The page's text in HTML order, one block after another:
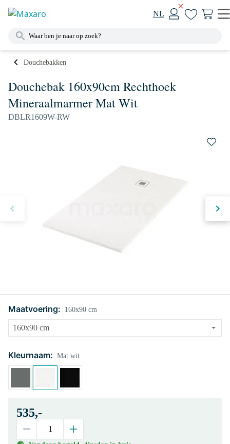
NL
Douchebakken
Douchebak 160x90cm Rechthoek
Mineraalmarmer Mat Wit
DBLR1609W-RW
Maatvoering: 160x90 cm
Kleurnaam: Mat wit
535,-